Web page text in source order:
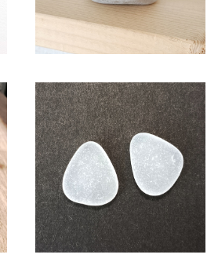
シーグラス アクセサリー素材(ピ
アス用) ASP-1
¥600